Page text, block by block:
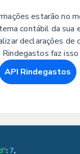
estarão no
contábil da sua
declarações de
Rindegastos faz
API Rindegastos